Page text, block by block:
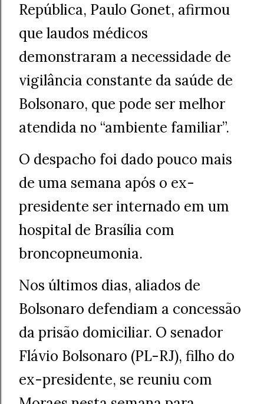
República, Paulo Gonet, afirmou
que laudos médicos
demonstraram a necessidade de
vigilância constante da saúde de
Bolsonaro, que pode ser melhor
atendida no “ambiente familiar”.
O despacho foi dado pouco mais
de uma semana após o ex-
presidente ser internado em um
hospital de Brasília com
broncopneumonia.
Nos últimos dias, aliados de
Bolsonaro defendiam a concessão
da prisão domiciliar. O senador
Flávio Bolsonaro (PL-RJ), filho do
ex-presidente, se reuniu com